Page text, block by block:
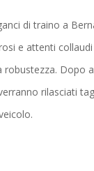
di traino a
e attenti collaudi
robustezza. Dopo
rilasciati